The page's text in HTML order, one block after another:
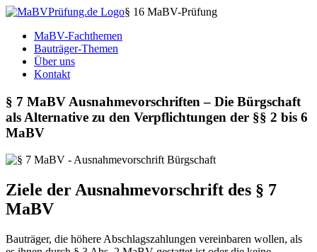
§ 16 MaBV-Prüfung
MaBV-Fachthemen
Bauträger-Themen
Über uns
Kontakt
§ 7 MaBV Ausnahmevorschriften – Die Bürgschaft
als Alternative zu den Verpflichtungen der §§ 2 bis 6
MaBV
Ziele der Ausnahmevorschrift des § 7
MaBV
Bauträger, die höhere Abschlagszahlungen vereinbaren wollen, als